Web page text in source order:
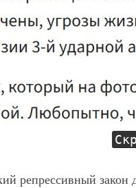
репрессивный закон